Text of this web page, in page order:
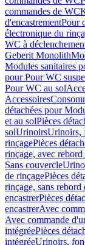
commandes de WC
d'encastrementPour
électronique du
WC à
Geberit Monolith
Modules sanitaires
pour Pour WC
Pour WC au sol
Accessoires
détachées pour
et au solPièces
solUrinoirsUrinoirs,
rinçagePièces
rinçage, avec rebord
Sans couvercle
de rinçagePièces
rinçage, sans rebord
encastrerPièces
encastrerAvec
Avec commande
intégréePièces
intégréeUrinoirs,